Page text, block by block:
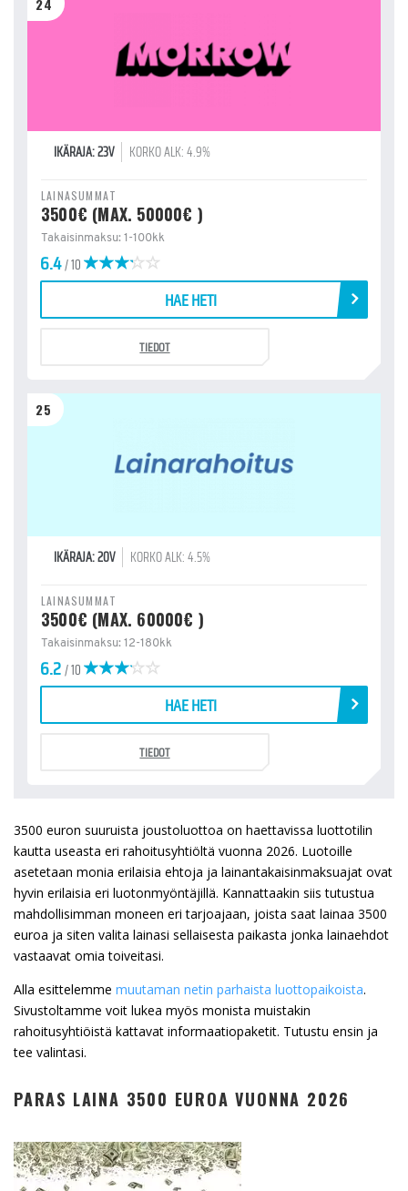
24
IKÄRAJA: 23V KORKO ALK: 4.9%
LAINASUMMAT
3500€ (MAX. 50000€ )
Takaisinmaksu: 1-100kk
6.4/ 10
HAE HETI
TIEDOT
25
IKÄRAJA: 20V KORKO ALK: 4.5%
LAINASUMMAT
3500€ (MAX. 60000€ )
Takaisinmaksu: 12-180kk
6.2/ 10
HAE HETI
TIEDOT
3500 euron suuruista joustoluottoa on haettavissa luottotilin
kautta useasta eri rahoitusyhtiöltä vuonna 2026. Luotoille
asetetaan monia erilaisia ehtoja ja lainantakaisinmaksuajat ovat
hyvin erilaisia eri luotonmyöntäjillä. Kannattaakin siis tutustua
mahdollisimman moneen eri tarjoajaan, joista saat lainaa 3500
euroa ja siten valita lainasi sellaisesta paikasta jonka lainaehdot
vastaavat omia toiveitasi.
Alla esittelemme muutaman netin parhaista luottopaikoista.
Sivustoltamme voit lukea myös monista muistakin
rahoitusyhtiöistä kattavat informaatiopaketit. Tutustu ensin ja
tee valintasi.
PARAS LAINA 3500 EUROA VUONNA 2026